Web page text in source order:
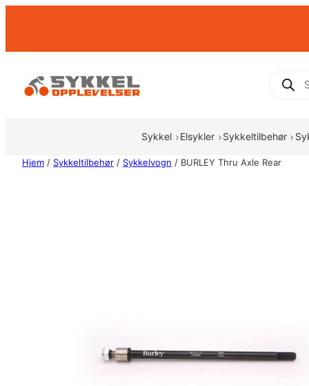
Products
search
Sykkel Elsykler Sykkeltilbehør
Hjem / Sykkeltilbehør / Sykkelvogn / BURLEY Thru Axle Rear